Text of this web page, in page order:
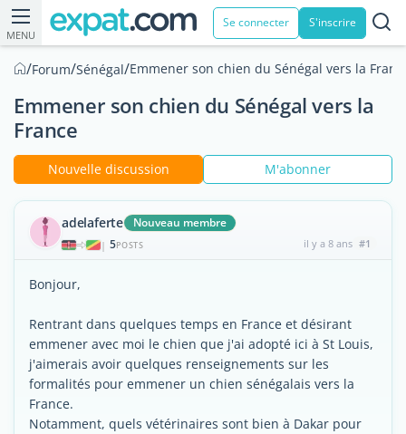
MENU
Se connecter S'inscrire
/Forum/Sénégal/Emmener son chien du Sénégal vers la
Emmener son chien du Sénégal vers la
France
Nouvelle discussion M'abonner
adelaferte Nouveau membre
| 5POSTS il y a 8 ans #1
Bonjour,
Rentrant dans quelques temps en France et désirant
emmener avec moi le chien que j'ai adopté ici à St Louis,
j'aimerais avoir quelques renseignements sur les
formalités pour emmener un chien sénégalais vers la
France.
Notamment, quels vétérinaires sont bien à Dakar pour